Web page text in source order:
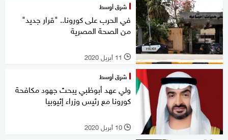
شرق أوسط
في الحرب على كورونا.. "قرار جديد"
من الصحة المصرية
l 11 أبريل 2020
شرق أوسط
ولي عهد أبوظبي يبحث جهود مكافحة
كورونا مع رئيس وزراء إثيوبيا
l 10 أبريل 2020